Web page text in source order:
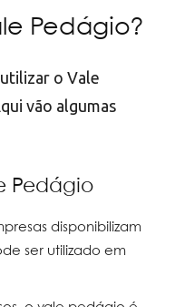
Pedágio?
o Vale
vão algumas
Pedágio
disponibilizam
ser utilizado em